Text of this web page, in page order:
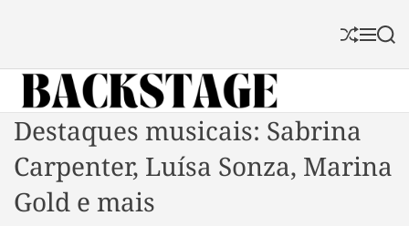
S
f
l
M S
c
B
a
c
k
s
Destaques musicais: Sabrina
Carpenter, Luísa Sonza, Marina
Gold e mais